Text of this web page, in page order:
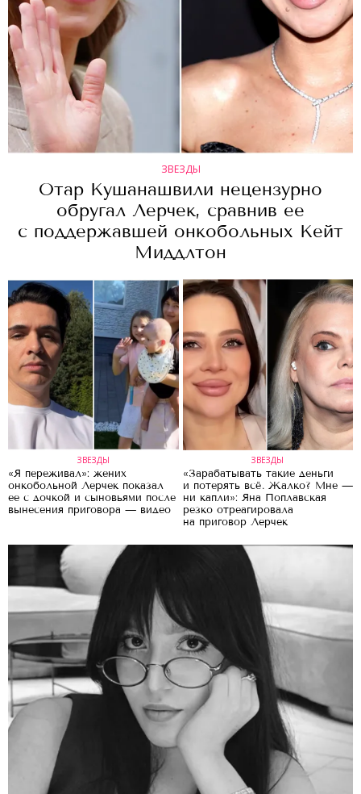
ЗВЕЗДЫ
Отар Кушанашвили нецензурно
обругал Лерчек, сравнив ее
с поддержавшей онкобольных Кейт
Миддлтон
ЗВЕЗДЫ
«Я переживал»: жених
онкобольной Лерчек показал
ее с дочкой и сыновьями после
вынесения приговора — видео
ЗВЕЗДЫ
«Зарабатывать такие деньги
и потерять всё. Жалко? Мне —
ни капли»: Яна Поплавская
резко отреагировала
на приговор Лерчек